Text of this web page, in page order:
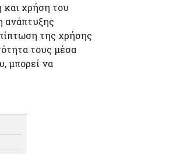
χρήση του
ανάπτυξης
της χρήσης
τους μέσα
μπορεί να